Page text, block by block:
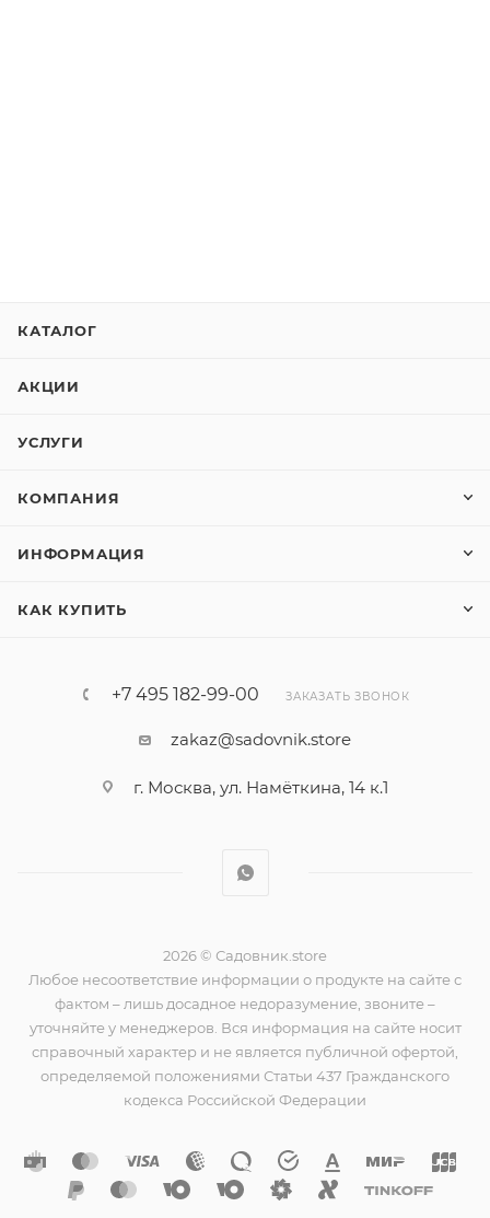
КАТАЛОГ
АКЦИИ
УСЛУГИ
КОМПАНИЯ
ИНФОРМАЦИЯ
КАК КУПИТЬ
+7 495 182-99-00 ЗАКАЗАТЬ ЗВОНОК
zakaz@sadovnik.store
г. Москва, ул. Намёткина, 14 к.1
2026 © Садовник.store
Любое несоответствие информации о продукте на сайте с
фактом – лишь досадное недоразумение, звоните –
уточняйте у менеджеров. Вся информация на сайте носит
справочный характер и не является публичной офертой,
определяемой положениями Статьи 437 Гражданского
кодекса Российской Федерации